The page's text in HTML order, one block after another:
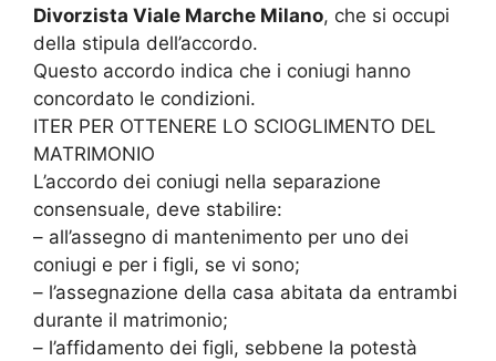
Divorzista Viale Marche Milano, che si occupi
della stipula dell’accordo.
Questo accordo indica che i coniugi hanno
concordato le condizioni.
ITER PER OTTENERE LO SCIOGLIMENTO DEL
MATRIMONIO
L’accordo dei coniugi nella separazione
consensuale, deve stabilire:
– all’assegno di mantenimento per uno dei
coniugi e per i figli, se vi sono;
– l’assegnazione della casa abitata da entrambi
durante il matrimonio;
– l’affidamento dei figli, sebbene la potestà